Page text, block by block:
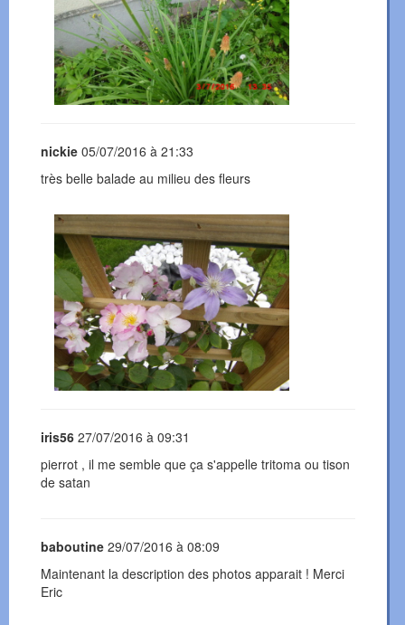
nickie 05/07/2016 à 21:33
très belle balade au milieu des fleurs
iris56 27/07/2016 à 09:31
pierrot , il me semble que ça s'appelle tritoma ou tison
de satan
baboutine 29/07/2016 à 08:09
Maintenant la description des photos apparait ! Merci
Eric